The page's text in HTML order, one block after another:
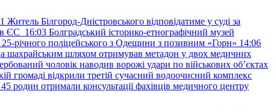
Житель Білгород-Дністровського відповідатиме у суді за
ЄС 16:03 Болградський історико-етнографічний музей
25-річного поліцейського з Одещини з позивним «Горн» 14:06
шахрайським шляхом отримував метадон у двох медичних
чоловік наводив ворожі удари по військових обʼєктах
громаді відкрили третій сучасний водоочисний комплекс
родин отримали консультації фахівців медичного центру